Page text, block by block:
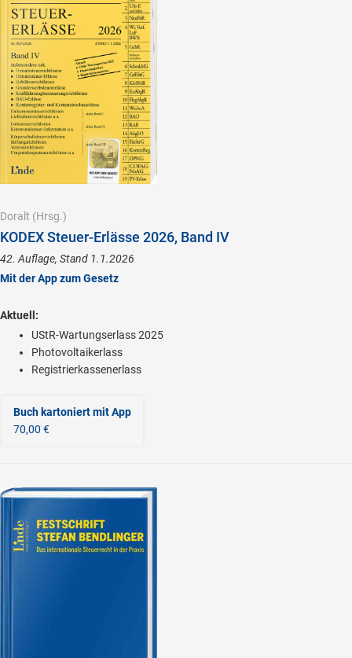
Doralt (Hrsg.)
KODEX Steuer-Erlässe 2026, Band IV
42. Auflage, Stand 1.1.2026
Mit der App zum Gesetz
Aktuell:
UStR-Wartungserlass 2025
Photovoltaikerlass
Registrierkassenerlass
Buch kartoniertmit App
70,00 €